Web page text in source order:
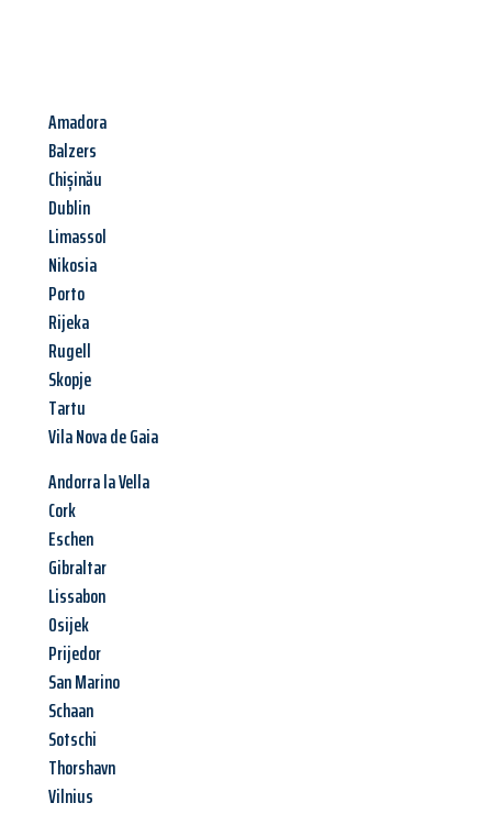
Amadora
Balzers
Chișinău
Dublin
Limassol
Nikosia
Porto
Rijeka
Rugell
Skopje
Tartu
Vila Nova de Gaia
Andorra la Vella
Cork
Eschen
Gibraltar
Lissabon
Osijek
Prijedor
San Marino
Schaan
Sotschi
Thorshavn
Vilnius